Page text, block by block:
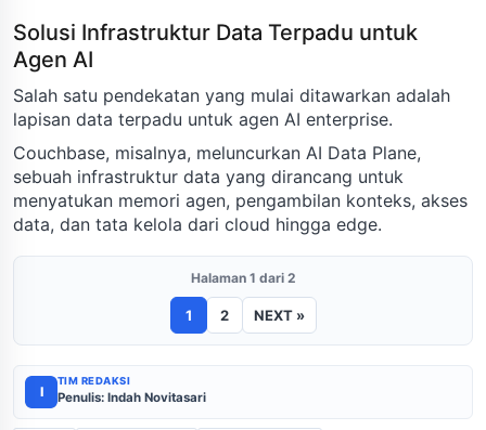
Solusi Infrastruktur Data Terpadu untuk
Agen AI
Salah satu pendekatan yang mulai ditawarkan adalah
lapisan data terpadu untuk agen AI enterprise.
Couchbase, misalnya, meluncurkan AI Data Plane,
sebuah infrastruktur data yang dirancang untuk
menyatukan memori agen, pengambilan konteks, akses
data, dan tata kelola dari cloud hingga edge.
Halaman 1 dari 2
1 2 NEXT »
I
TIM REDAKSI
Penulis: Indah Novitasari